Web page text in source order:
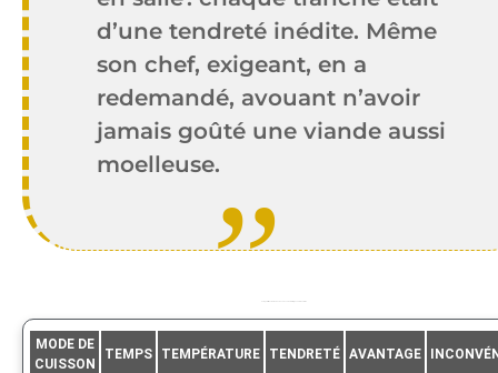
d’une tendreté inédite. Même
son chef, exigeant, en a
redemandé, avouant n’avoir
jamais goûté une viande aussi
moelleuse.
MODE DE
CUISSON
TEMPS TEMPÉRATURE TENDRETÉ AVANTAGE